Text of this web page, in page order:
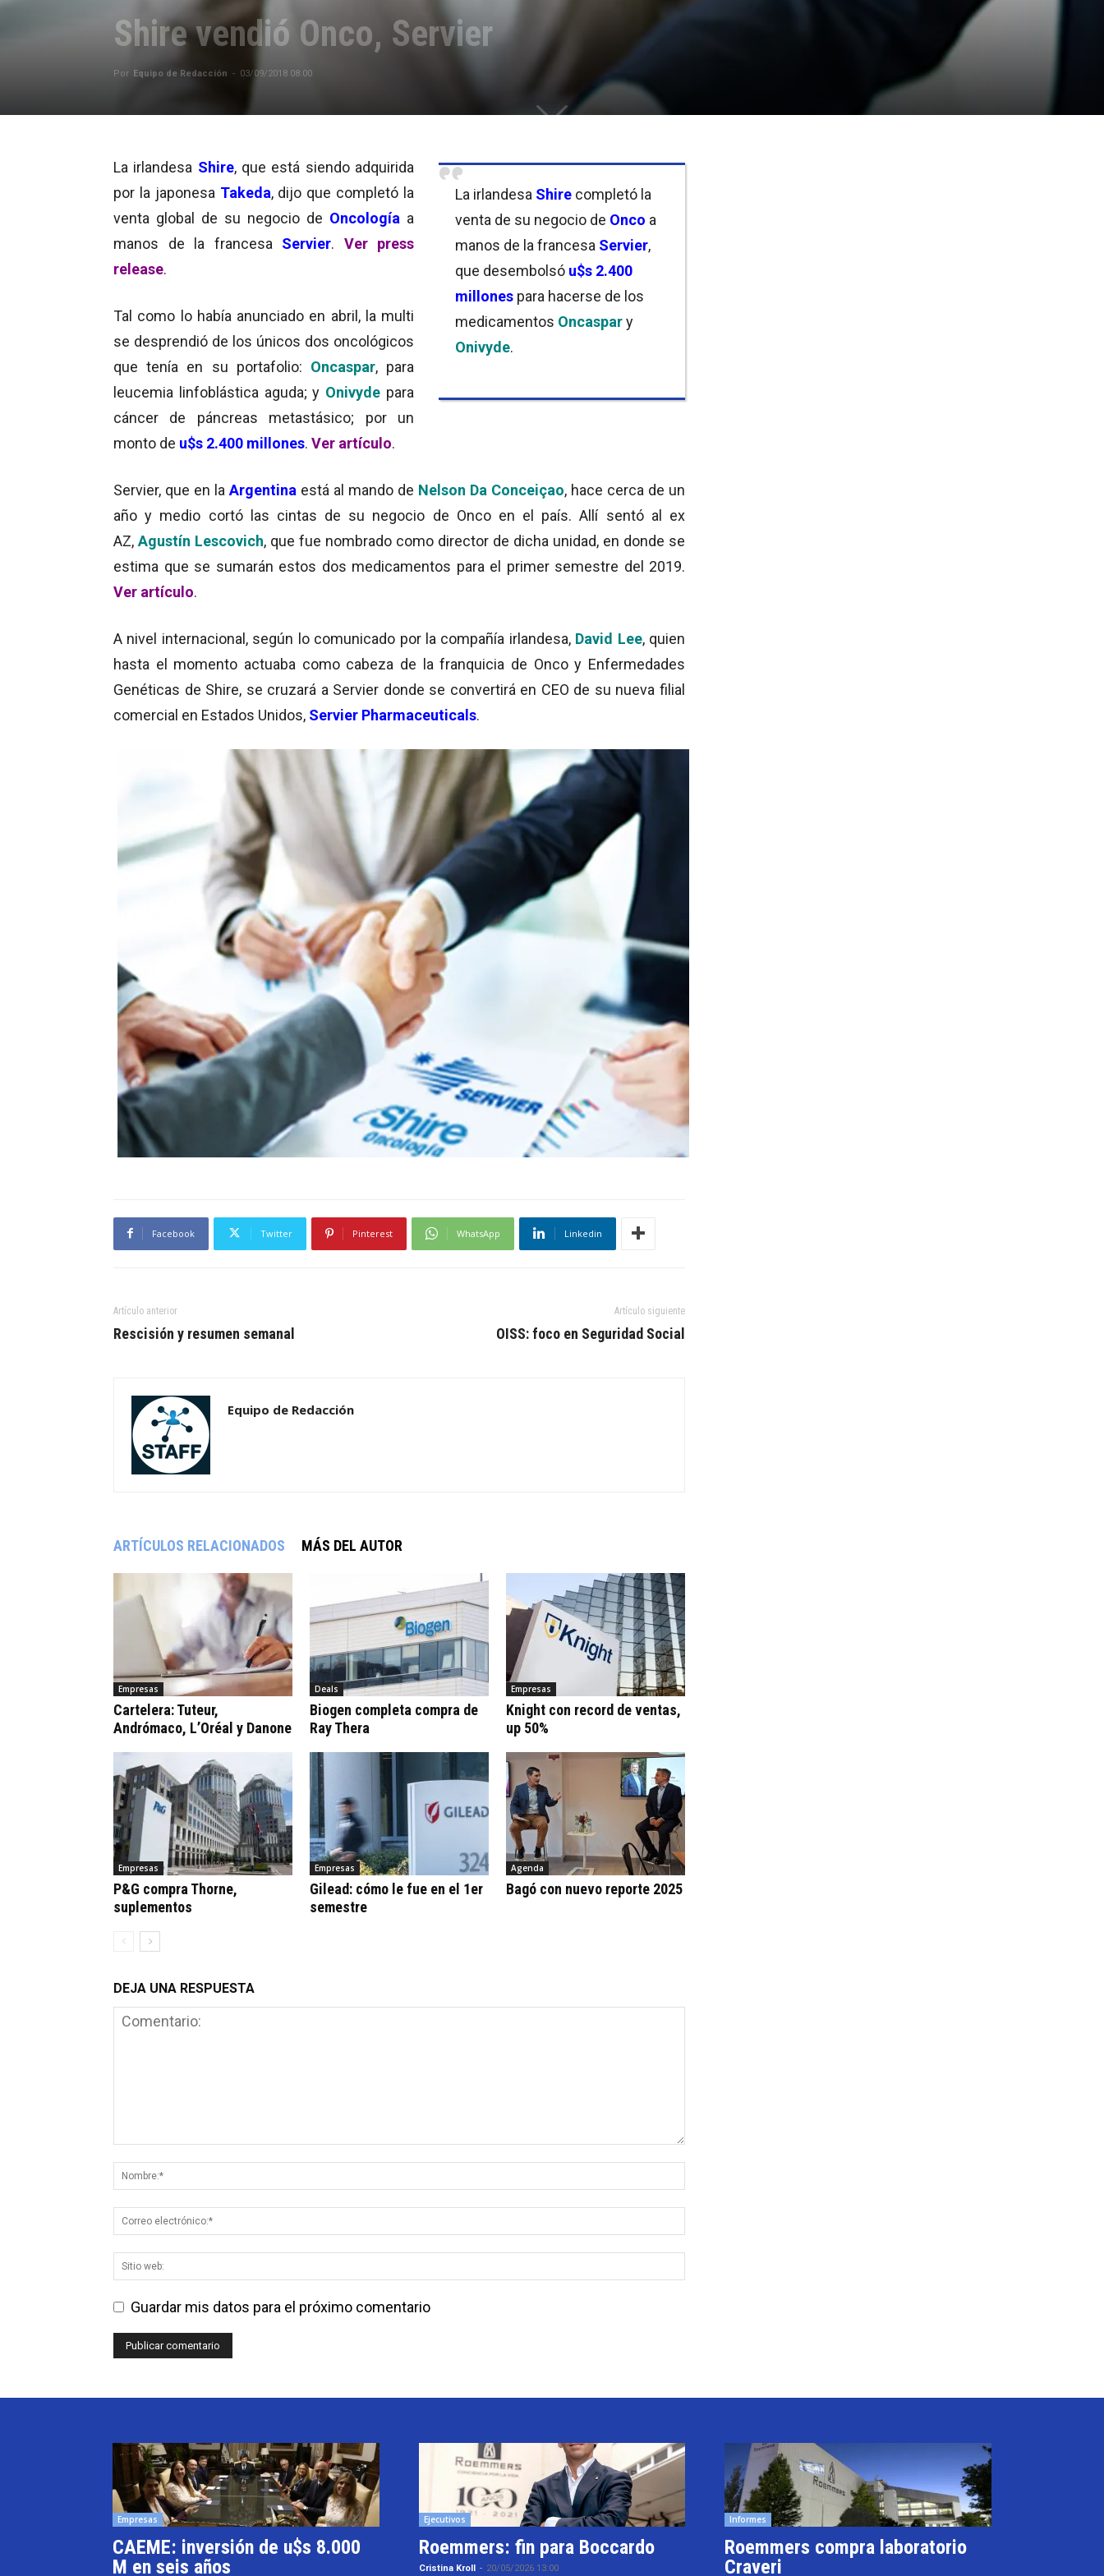
Shire vendió Onco, Servier
Por Equipo de Redacción - 03/09/2018 08:00
La irlandesa Shire completó la
venta de su negocio de Onco a
manos de la francesa Servier,
que desembolsó u$s 2.400
millones para hacerse de los
medicamentos Oncaspary
Onivyde.
La irlandesa Shire, que está siendo adquirida
por la japonesa Takeda, dijo que completó la
venta global de su negocio de Oncología a
manos de la francesa Servier. Ver press
release.
Tal como lo había anunciado en abril, la multi
se desprendió de los únicos dos oncológicos
que tenía en su portafolio: Oncaspar, para
leucemia linfoblástica aguda; y Onivyde para
cáncer de páncreas metastásico; por un
monto de u$s 2.400 millones. Ver artículo.
Servier, que en la Argentina está al mando de Nelson Da Conceiçao, hace cerca de un
año y medio cortó las cintas de su negocio de Onco en el país. Allí sentó al ex
AZ, Agustín Lescovich, que fue nombrado como director de dicha unidad, en donde se
estima que se sumarán estos dos medicamentos para el primer semestre del 2019.
Ver artículo.
A nivel internacional, según lo comunicado por la compañía irlandesa, David Lee, quien
hasta el momento actuaba como cabeza de la franquicia de Onco y Enfermedades
Genéticas de Shire, se cruzará a Servier donde se convertirá en CEO de su nueva filial
comercial en Estados Unidos, Servier Pharmaceuticals.
Facebook Twitter Pinterest WhatsApp Linkedin
Artículo anterior
Rescisión y resumen semanal
Artículo siguiente
OISS: foco en Seguridad Social
Equipo de Redacción
ARTÍCULOS RELACIONADOS MÁS DEL AUTOR
Empresas
Cartelera: Tuteur,
Andrómaco, L’Oréal y Danone
Deals
Biogen completa compra de
Ray Thera
Empresas
Knight con record de ventas,
up 50%
Empresas
P&G compra Thorne,
suplementos
Empresas
Gilead: cómo le fue en el 1er
semestre
Agenda
Bagó con nuevo reporte 2025
DEJA UNA RESPUESTA
Guardar mis datos para el próximo comentario
Empresas
CAEME: inversión de u$s 8.000
M en seis años
Ejecutivos
Roemmers: fin para Boccardo
Cristina Kroll - 20/05/2026 13:00
Informes
Roemmers compra laboratorio
Craveri